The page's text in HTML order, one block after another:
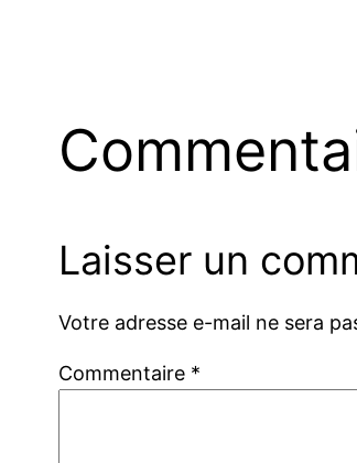
Laisser un
Votre adresse e-mail ne sera
Commentaire *